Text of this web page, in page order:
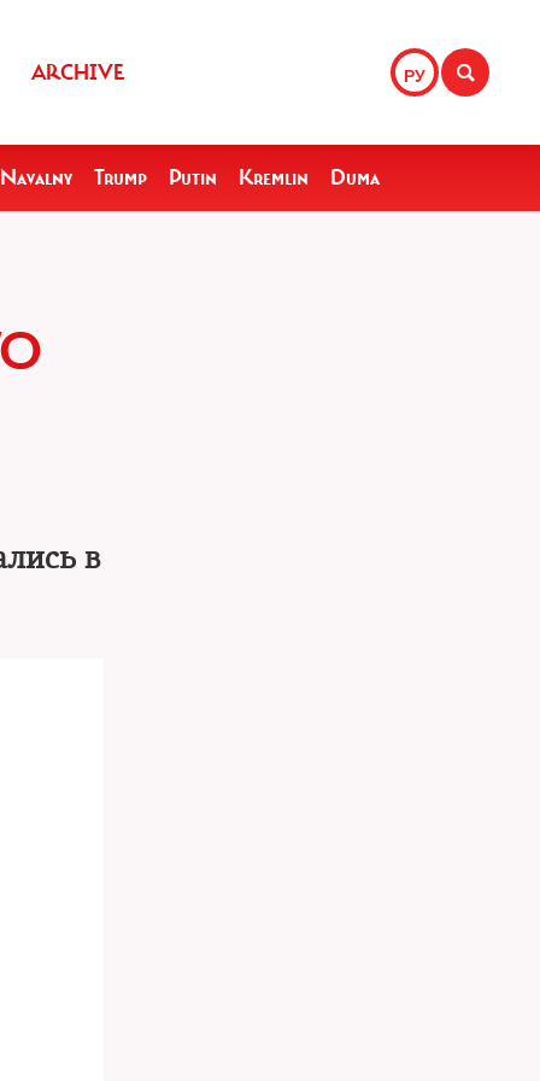
РУ
ARCHIVE
Navalny Trump Putin Kremlin Duma
в